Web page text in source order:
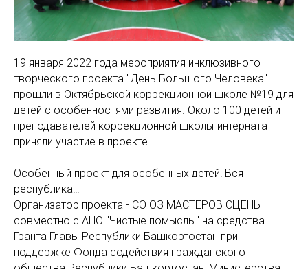
19 января 2022 года мероприятия инклюзивного
творческого проекта "День Большого Человека"
прошли в Октябрьской коррекционной школе №19 для
детей с особенностями развития. Около 100 детей и
преподавателей коррекционной школы-интерната
приняли участие в проекте.
Особенный проект для особенных детей! Вся
республика!!!
Организатор проекта - СОЮЗ МАСТЕРОВ СЦЕНЫ
совместно с АНО "Чистые помыслы" на средства
Гранта Главы Республики Башкортостан при
поддержке Фонда содействия гражданского